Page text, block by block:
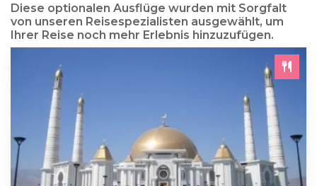
Diese optionalen Ausflüge wurden mit Sorgfalt
von unseren Reisespezialisten ausgewählt, um
Ihrer Reise noch mehr Erlebnis hinzuzufügen.